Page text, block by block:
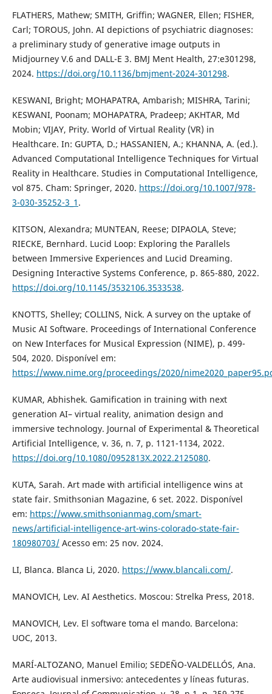
FLATHERS, Mathew; SMITH, Griffin; WAGNER, Ellen; FISHER,
Carl; TOROUS, John. AI depictions of psychiatric diagnoses:
a preliminary study of generative image outputs in
Midjourney V.6 and DALL-E 3. BMJ Ment Health, 27:e301298,
2024. https://doi.org/10.1136/bmjment-2024-301298.
KESWANI, Bright; MOHAPATRA, Ambarish; MISHRA, Tarini;
KESWANI, Poonam; MOHAPATRA, Pradeep; AKHTAR, Md
Mobin; VIJAY, Prity. World of Virtual Reality (VR) in
Healthcare. In: GUPTA, D.; HASSANIEN, A.; KHANNA, A. (ed.).
Advanced Computational Intelligence Techniques for Virtual
Reality in Healthcare. Studies in Computational Intelligence,
vol 875. Cham: Springer, 2020. https://doi.org/10.1007/978-
3-030-35252-3_1 .
KITSON, Alexandra; MUNTEAN, Reese; DIPAOLA, Steve;
RIECKE, Bernhard. Lucid Loop: Exploring the Parallels
between Immersive Experiences and Lucid Dreaming.
Designing Interactive Systems Conference, p. 865-880, 2022.
https://doi.org/10.1145/3532106.3533538.
KNOTTS, Shelley; COLLINS, Nick. A survey on the uptake of
Music AI Software. Proceedings of International Conference
on New Interfaces for Musical Expression (NIME), p. 499-
504, 2020. Disponível em:
https://www.nime.org/proceedings/2020/
KUMAR, Abhishek. Gamification in training with next
generation AI– virtual reality, animation design and
immersive technology. Journal of Experimental & Theoretical
Artificial Intelligence, v. 36, n. 7, p. 1121-1134, 2022.
https://doi.org/10.1080/0952813X.2022.2125080.
KUTA, Sarah. Art made with artificial intelligence wins at
state fair. Smithsonian Magazine, 6 set. 2022. Disponível
em: https://www.smithsonianmag.com/smart-
news/artificial-intelligence-art-wins-colorado-state-fair-
180980703/Acesso em: 25 nov. 2024.
LI, Blanca. Blanca Li, 2020. https://www.blancali.com/.
MANOVICH, Lev. AI Aesthetics. Moscou: Strelka Press, 2018.
MANOVICH, Lev. El software toma el mando. Barcelona:
UOC, 2013.
MARÍ-ALTOZANO, Manuel Emilio; SEDEÑO-VALDELLÓS, Ana.
Arte audiovisual inmersivo: antecedentes y líneas futuras.